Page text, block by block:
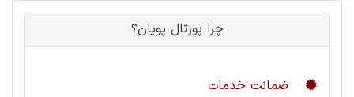
چرا پورتال پویان؟
ضمانت خدمات